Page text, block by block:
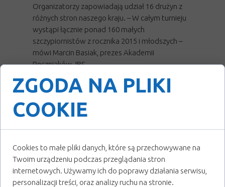
Organizatorzy zapowiadają udział 16 drużyn z
różnych stron naszego kraju. – W całym turnieju
wystąpi łącznie ponad 160 małych
szczypiornistów z rocznika 2015 i młodszych –
mówi Marcin Basiak, prezes Akademii
Ręczniaków JBS.
Emocji na pewno nie zabraknie, bo udział w
czołowe akademie z całej Polski.
honorowym wydarzenia jest Prezydent Miasta
Mielca, Radosław Swół.
PARTNER
ZGODA NA PLIKI
COOKIE
Cookies to małe pliki danych, które są przechowywane na
Twoim urządzeniu podczas przeglądania stron
internetowych. Używamy ich do poprawy działania serwisu,
personalizacji treści, oraz analizy ruchu na stronie.